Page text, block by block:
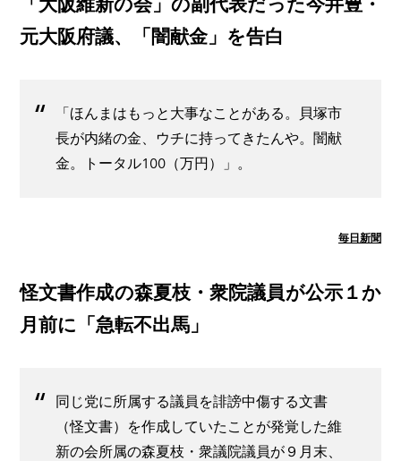
元大阪府議、「闇献金」を告白
「ほんまはもっと大事なことがある。貝塚市
長が内緒の金、ウチに持ってきたんや。闇献
金。トータル100（万円）」。
毎日新聞
怪文書作成の森夏枝・衆院議員が公示１か
月前に「急転不出馬」
同じ党に所属する議員を誹謗中傷する文書
（怪文書）を作成していたことが発覚した維
新の会所属の森夏枝・衆議院議員が９月末、